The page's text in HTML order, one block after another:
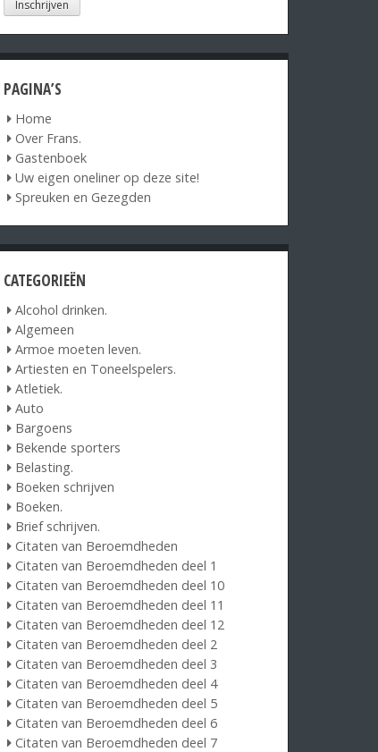
PAGINA’S
Home
Over Frans.
Gastenboek
Uw eigen oneliner op deze site!
Spreuken en Gezegden
CATEGORIEËN
Alcohol drinken.
Algemeen
Armoe moeten leven.
Artiesten en Toneelspelers.
Atletiek.
Auto
Bargoens
Bekende sporters
Belasting.
Boeken schrijven
Boeken.
Brief schrijven.
Citaten van Beroemdheden
Citaten van Beroemdheden deel 1
Citaten van Beroemdheden deel 10
Citaten van Beroemdheden deel 11
Citaten van Beroemdheden deel 12
Citaten van Beroemdheden deel 2
Citaten van Beroemdheden deel 3
Citaten van Beroemdheden deel 4
Citaten van Beroemdheden deel 5
Citaten van Beroemdheden deel 6
Citaten van Beroemdheden deel 7